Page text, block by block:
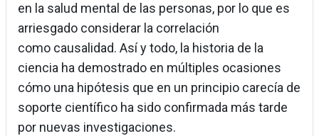
en la salud mental de las personas, por lo que es
arriesgado considerar la correlación
como causalidad. Así y todo, la historia de la
ciencia ha demostrado en múltiples ocasiones
cómo una hipótesis que en un principio carecía de
soporte científico ha sido confirmada más tarde
por nuevas investigaciones.